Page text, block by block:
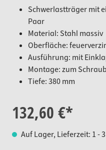
Schwerlastträger mit
Paar
Material: Stahl massiv
Oberfläche:
Ausführung: mit
Montage: zum
Tiefe: 380 mm
132,60 €*
Auf Lager, Lieferzeit: 1 -